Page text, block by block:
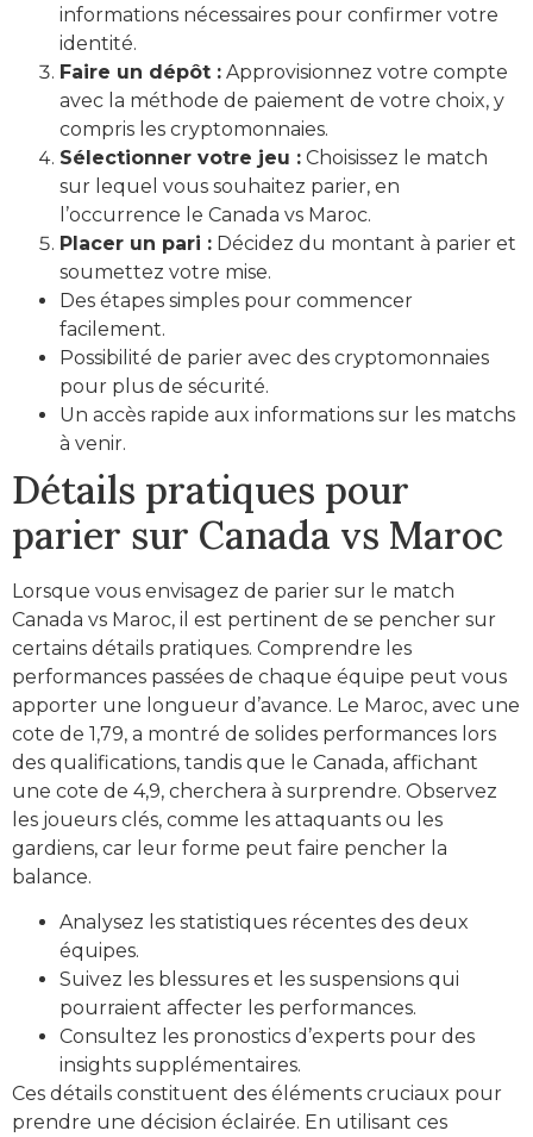
informations nécessaires pour confirmer votre
identité.
Faire un dépôt : Approvisionnez votre compte
avec la méthode de paiement de votre choix, y
compris les cryptomonnaies.
Sélectionner votre jeu : Choisissez le match
sur lequel vous souhaitez parier, en
l’occurrence le Canada vs Maroc.
Placer un pari : Décidez du montant à parier et
soumettez votre mise.
Des étapes simples pour commencer
facilement.
Possibilité de parier avec des cryptomonnaies
pour plus de sécurité.
Un accès rapide aux informations sur les matchs
à venir.
Détails pratiques pour
parier sur Canada vs Maroc
Lorsque vous envisagez de parier sur le match
Canada vs Maroc, il est pertinent de se pencher sur
certains détails pratiques. Comprendre les
performances passées de chaque équipe peut vous
apporter une longueur d’avance. Le Maroc, avec une
cote de 1,79, a montré de solides performances lors
des qualifications, tandis que le Canada, affichant
une cote de 4,9, cherchera à surprendre. Observez
les joueurs clés, comme les attaquants ou les
gardiens, car leur forme peut faire pencher la
balance.
Analysez les statistiques récentes des deux
équipes.
Suivez les blessures et les suspensions qui
pourraient affecter les performances.
Consultez les pronostics d’experts pour des
insights supplémentaires.
Ces détails constituent des éléments cruciaux pour
prendre une décision éclairée. En utilisant ces